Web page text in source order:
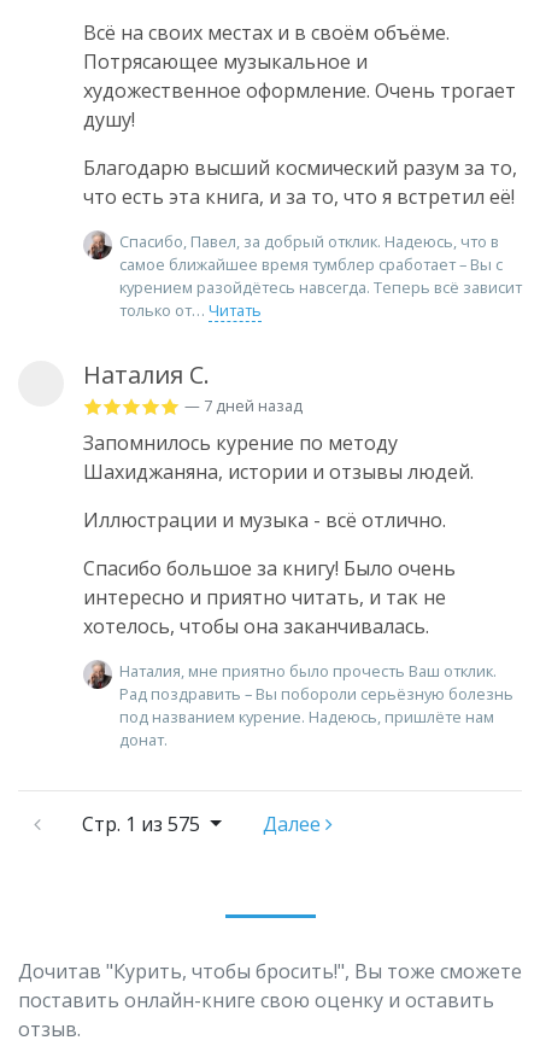
Всё на своих местах и в своём объёме.
Потрясающее музыкальное и
художественное оформление. Очень трогает
душу!
Благодарю высший космический разум за то,
что есть эта книга, и за то, что я встретил её!
Спасибо, Павел, за добрый отклик. Надеюсь, что в
самое ближайшее время тумблер сработает – Вы с
курением разойдётесь навсегда. Теперь всё зависит
только от
Читать
Наталия С.
— 7 дней назад
Запомнилось курение по методу
Шахиджаняна, истории и отзывы людей.
Иллюстрации и музыка - всё отлично.
Спасибо большое за книгу! Было очень
интересно и приятно читать, и так не
хотелось, чтобы она заканчивалась.
Наталия, мне приятно было прочесть Ваш отклик.
Рад поздравить – Вы побороли серьёзную болезнь
под названием курение. Надеюсь, пришлёте нам
донат.
Стр. 1 из 575 Далее
Дочитав "Курить, чтобы бросить!", Вы тоже сможете
поставить онлайн-книге свою оценку и оставить
отзыв.